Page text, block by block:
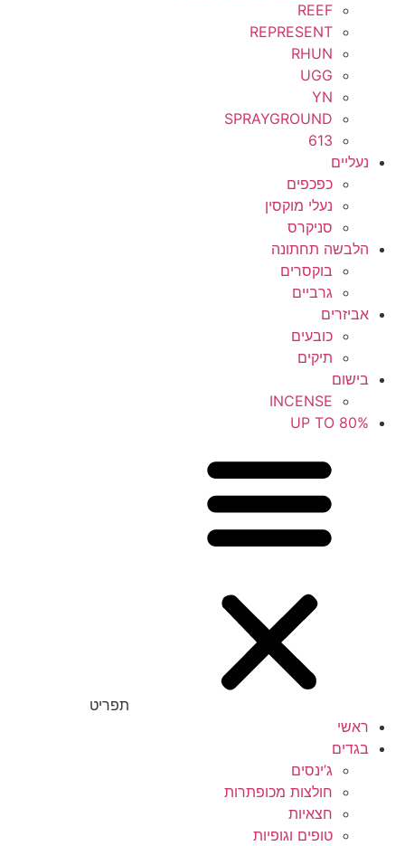
REEF
REPRESENT
RHUN
UGG
YN
SPRAYGROUND
613
נעליים
כפכפים
נעלי מוקסין
סניקרס
הלבשה תחתונה
בוקסרים
גרביים
אביזרים
כובעים
תיקים
בישום
INCENSE
UP TO 80%
תפריט
ראשי
בגדים
ג’ינסים
חולצות מכופתרות
חצאיות
טופים וגופיות